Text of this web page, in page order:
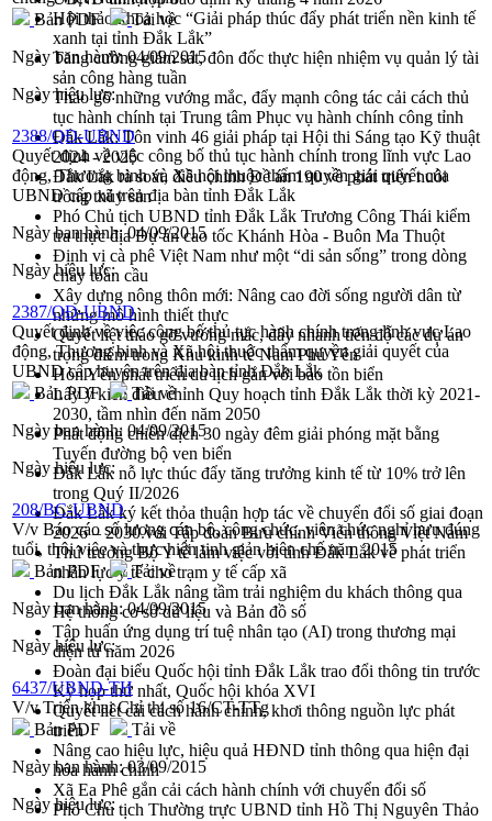
Hội thảo khoa học “Giải pháp thúc đẩy phát triển nền kinh tế
xanh tại tỉnh Đắk Lắk”
Tăng cường giám sát, đôn đốc thực hiện nhiệm vụ quản lý tài
sản công hàng tuần
Tháo gỡ những vướng mắc, đẩy mạnh công tác cải cách thủ
tục hành chính tại Trung tâm Phục vụ hành chính công tỉnh
Đắk Lắk: Tôn vinh 46 giải pháp tại Hội thi Sáng tạo Kỹ thuật
2024 - 2025
Đắk Lắk rà soát, điều chỉnh Đề án 190 về phát triển nuôi
trồng thủy sản
Phó Chủ tịch UBND tỉnh Đắk Lắk Trương Công Thái kiểm
tra thực địa Dự án cao tốc Khánh Hòa - Buôn Ma Thuột
Định vị cà phê Việt Nam như một “di sản sống” trong dòng
chảy toàn cầu
Xây dựng nông thôn mới: Nâng cao đời sống người dân từ
những mô hình thiết thực
Quyết liệt tháo gỡ vướng mắc, đẩy nhanh tiến độ các dự án
trọng điểm trong Khu kinh tế Nam Phú Yên
Hòn Yến phát triển du lịch gắn với bảo tồn biển
Lấy ý kiến điều chỉnh Quy hoạch tỉnh Đắk Lắk thời kỳ 2021-
2030, tầm nhìn đến năm 2050
Phát động chiến dịch 30 ngày đêm giải phóng mặt bằng
Tuyến đường bộ ven biển
Đắk Lắk nỗ lực thúc đẩy tăng trưởng kinh tế từ 10% trở lên
trong Quý II/2026
Đắk Lắk ký kết thỏa thuận hợp tác về chuyển đổi số giai đoạn
2026 – 2030 với Tập đoàn Bưu chính Viễn thông Việt Nam
Thứ trưởng Bộ Y tế làm việc với tỉnh Đắk Lắk về phát triển
nhân lực y tế cho trạm y tế cấp xã
Du lịch Đắk Lắk nâng tầm trải nghiệm du khách thông qua
Hệ thống cơ sở dữ liệu và Bản đồ số
Tập huấn ứng dụng trí tuệ nhân tạo (AI) trong thương mại
điện tử năm 2026
Đoàn đại biểu Quốc hội tỉnh Đắk Lắk trao đổi thông tin trước
Kỳ họp thứ nhất, Quốc hội khóa XVI
Quyết liệt cải cách hành chính, khơi thông nguồn lực phát
triển
Nâng cao hiệu lực, hiệu quả HĐND tỉnh thông qua hiện đại
hóa hành chính
Xã Ea Phê gắn cải cách hành chính với chuyển đổi số
Phó Chủ tịch Thường trực UBND tỉnh Hồ Thị Nguyên Thảo
Bản PDF
Tải về
Ngày ban hành:04/09/2015
Ngày hiệu lực:
2388/QĐ-UBND
Quyết định về việc công bố thủ tục hành chính trong lĩnh vực Lao
động, Thương binh và Xã hội thuộc thẩm quyền giải quyết của
UBND cấp xã trên địa bàn tỉnh Đắk Lắk
Ngày ban hành:04/09/2015
Ngày hiệu lực:
2387/QĐ-UBND
Quyết định về việc công bố thủ tục hành chính trong lĩnh vực Lao
động, Thương binh và Xã hội thuộc thẩm quyền giải quyết của
UBND cấp huyện trên địa bàn tỉnh Đắk Lắk
Bản PDF
Tải về
Ngày ban hành: 04/09/2015
Ngày hiệu lực:
208/BC-UBND
V/v Báo cáo số lượng cán bộ, công chức, viên chức nghỉ hưu đúng
tuổi, thôi việc và thực hiện tinh giản biên chế năm 2015
Bản PDF
Tải về
Ngày ban hành:04/09/2015
Ngày hiệu lực:
6437/UBND-TH
V/v Triển khai Chỉ thị số 16/CT-TTg
Bản PDF
Tải về
Ngày ban hành:03/09/2015
Ngày hiệu lực: